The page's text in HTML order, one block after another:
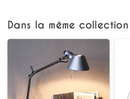
Dans la même collection